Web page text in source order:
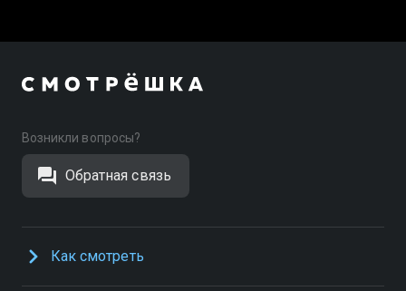
Возникли вопросы?
Обратная связь
Как смотреть